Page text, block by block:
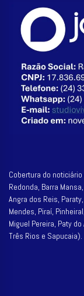
Cobertura do
Redonda, Barra
Angra dos Reis,
Mendes, Piraí,
Miguel Pereira, Paty
Três Rios e Sapucaia).